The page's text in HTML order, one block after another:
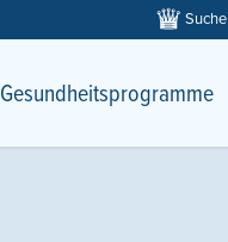
Suche
Gesundheitsprogramme